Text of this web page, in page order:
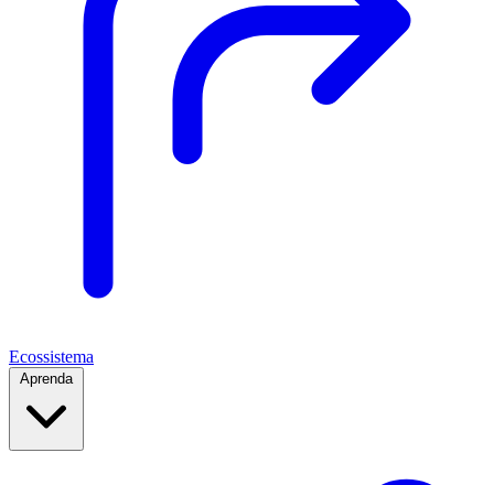
Ecossistema
Aprenda